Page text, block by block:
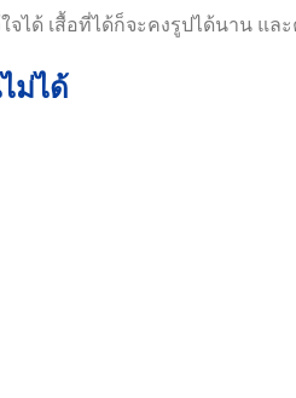
ได้ เสื้อที่ได้ก็จะคงรูปได้นาน แล
ม่ได้